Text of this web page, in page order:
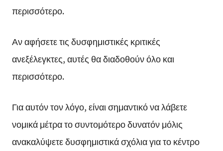
περισσότερο.
Αν αφήσετε τις δυσφημιστικές κριτικές
ανεξέλεγκτες, αυτές θα διαδοθούν όλο και
περισσότερο.
Για αυτόν τον λόγο, είναι σημαντικό να λάβετε
νομικά μέτρα το συντομότερο δυνατόν μόλις
ανακαλύψετε δυσφημιστικά σχόλια για το κέντρο